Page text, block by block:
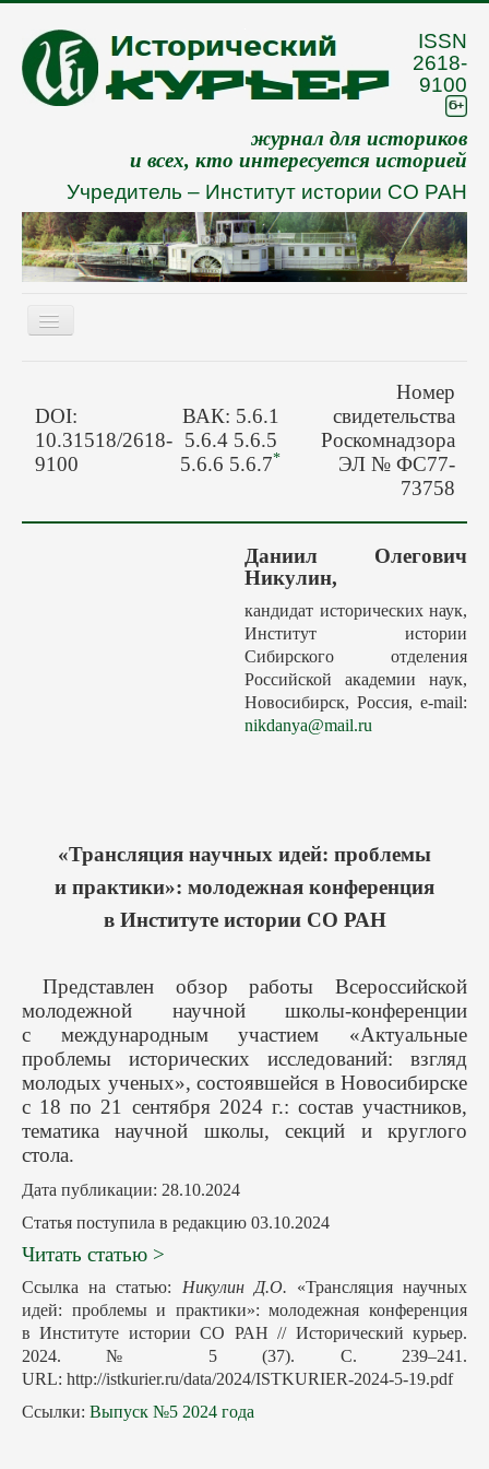
ISSN
2618-
9100
журнал для историков
и всех, кто интересуется историей
Учредитель – Институт истории СО РАН
Включить/
О журнале
Архив
Грядущие выпуски
DOI:
10.31518/2618-
9100
ВАК: 5.6.1
5.6.4 5.6.5
5.6.6 5.6.7*
Номер
свидетельства
Роскомнадзора
ЭЛ № ФС77-
73758
Даниил Олегович
Никулин,
кандидат исторических наук,
Институт истории
Сибирского отделения
Российской академии наук,
Новосибирск, Россия, e-mail:
nikdanya@mail.ru
«Трансляция научных идей: проблемы
и практики»: молодежная конференция
в Институте истории СО РАН
Представлен обзор работы Всероссийской
молодежной научной школы-конференции
с международным участием «Актуальные
проблемы исторических исследований: взгляд
молодых ученых», состоявшейся в Новосибирске
с 18 по 21 сентября 2024 г.: состав участников,
тематика научной школы, секций и круглого
стола.
Дата публикации: 28.10.2024
Статья поступила в редакцию 03.10.2024
Читать статью >
Ссылка на статью: Никулин Д.О. «Трансляция научных
идей: проблемы и практики»: молодежная конференция
в Институте истории СО РАН // Исторический курьер.
2024. № 5 (37). С. 239–241.
URL: http://istkurier.ru/data/2024/ISTKURIER-2024-5-19.pdf
Ссылки: Выпуск №5 2024 года